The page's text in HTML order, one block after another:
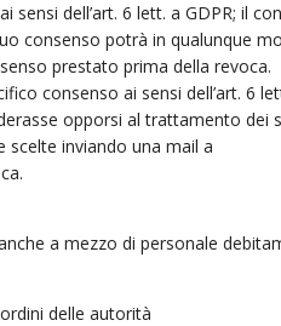
dell’art. 6 lett. a GDPR; il
consenso potrà in qualunque
prestato prima della revoca.
consenso ai sensi dell’art. 6
opporsi al trattamento dei
inviando una mail a
a mezzo di personale
delle autorità